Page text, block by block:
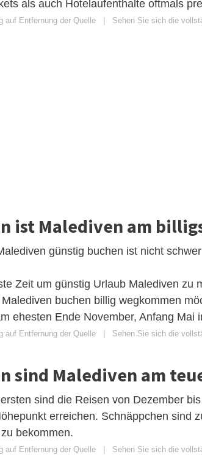
als auch Hotelaufenthalte oftmals
auf Entfernung der Quelle Sehen Sie sich die
ist Malediven am
günstig buchen ist nicht schwer
Zeit um günstig Urlaub Malediven zu
buchen billig wegkommen
ehesten Ende November, Anfang Mai
auf Entfernung der Quelle Sehen Sie sich die
sind Malediven am
sind die Reisen von Dezember
erreichen. Schnäppchen sind
bekommen.
auf Entfernung der Quelle Sehen Sie sich die